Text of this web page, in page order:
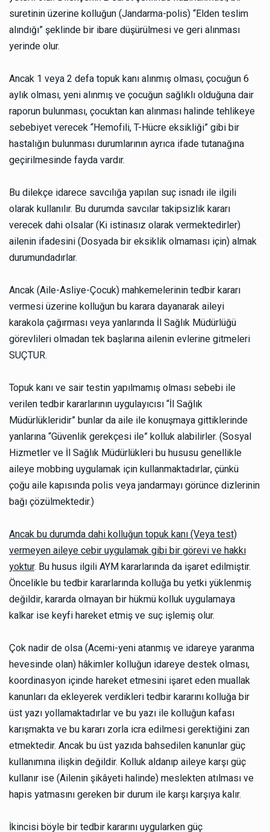
suretinin üzerine kolluğun (Jandarma-polis) “Elden teslim
alındığı” şeklinde bir ibare düşürülmesi ve geri alınması
yerinde olur.
Ancak 1 veya 2 defa topuk kanı alınmış olması, çocuğun 6
aylık olması, yeni alınmış ve çocuğun sağlıklı olduğuna dair
raporun bulunması, çocuktan kan alınması halinde tehlikeye
sebebiyet verecek “Hemofili, T-Hücre eksikliği” gibi bir
hastalığın bulunması durumlarının ayrıca ifade tutanağına
geçirilmesinde fayda vardır.
Bu dilekçe idarece savcılığa yapılan suç isnadı ile ilgili
olarak kullanılır. Bu durumda savcılar takipsizlik kararı
verecek dahi olsalar (Ki istinasız olarak vermektedirler)
ailenin ifadesini (Dosyada bir eksiklik olmaması için) almak
durumundadırlar.
Ancak (Aile-Asliye-Çocuk) mahkemelerinin tedbir kararı
vermesi üzerine kolluğun bu karara dayanarak aileyi
karakola çağırması veya yanlarında İl Sağlık Müdürlüğü
görevlileri olmadan tek başlarına ailenin evlerine gitmeleri
SUÇTUR.
Topuk kanı ve sair testin yapılmamış olması sebebi ile
verilen tedbir kararlarının uygulayıcısı “İl Sağlık
Müdürlükleridir” bunlar da aile ile konuşmaya gittiklerinde
yanlarına “Güvenlik gerekçesi ile” kolluk alabilirler. (Sosyal
Hizmetler ve İl Sağlık Müdürlükleri bu hususu genellikle
aileye mobbing uygulamak için kullanmaktadırlar, çünkü
çoğu aile kapısında polis veya jandarmayı görünce dizlerinin
bağı çözülmektedir.)
Ancak bu durumda dahi kolluğun topuk kanı (Veya test)
vermeyen aileye cebir uygulamak gibi bir görevi ve hakkı
yoktur. Bu husus ilgili AYM kararlarında da işaret edilmiştir.
Öncelikle bu tedbir kararlarında kolluğa bu yetki yüklenmiş
değildir, kararda olmayan bir hükmü kolluk uygulamaya
kalkar ise keyfi hareket etmiş ve suç işlemiş olur.
Çok nadir de olsa (Acemi-yeni atanmış ve idareye yaranma
hevesinde olan) hâkimler kolluğun idareye destek olması,
koordinasyon içinde hareket etmesini işaret eden muallak
kanunları da ekleyerek verdikleri tedbir kararını kolluğa bir
üst yazı yollamaktadırlar ve bu yazı ile kolluğun kafası
karışmakta ve bu kararı zorla icra edilmesi gerektiğini zan
etmektedir. Ancak bu üst yazıda bahsedilen kanunlar güç
kullanımına ilişkin değildir. Kolluk aldanıp aileye karşı güç
kullanır ise (Ailenin şikâyeti halinde) meslekten atılması ve
hapis yatmasını gereken bir durum ile karşı karşıya kalır.
İkincisi böyle bir tedbir kararını uygularken güç